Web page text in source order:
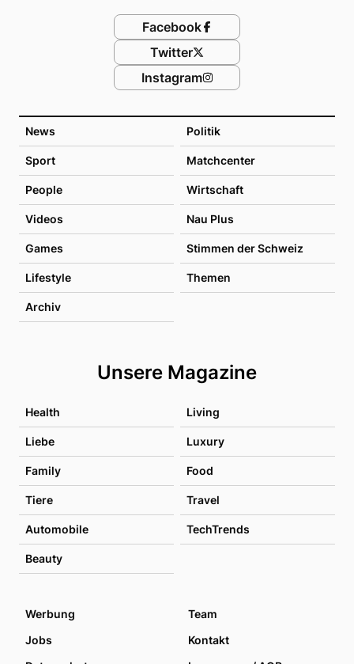
News Politik
Sport Matchcenter
People Wirtschaft
Videos Nau Plus
Games Stimmen der Schweiz
Lifestyle Themen
Archiv
Unsere Magazine
Health Living
Liebe Luxury
Family Food
Tiere Travel
Automobile TechTrends
Beauty
Facebook
Twitter
Instagram
Werbung
Team
Jobs
Kontakt